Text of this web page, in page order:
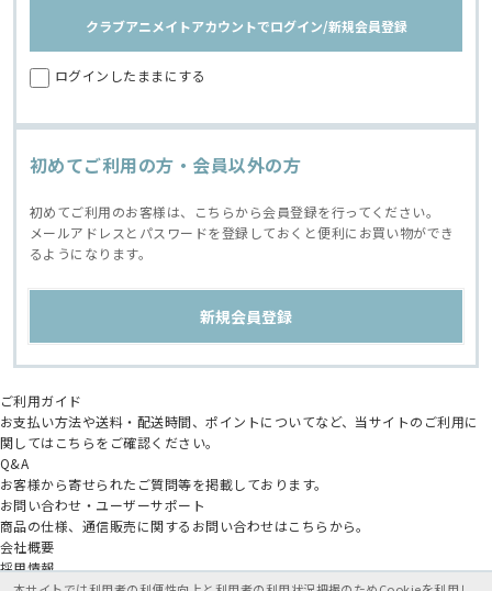
クラブアニメイトアカウントでログイン/新規会員登録
ログインしたままにする
初めてご利用の方・会員以外の方
初めてご利用のお客様は、こちらから会員登録を行ってください。
メールアドレスとパスワードを登録しておくと便利にお買い物ができ
るようになります。
ご利用ガイド
お支払い方法や送料・配送時間、ポイントについてなど、当サイトのご利用に
関してはこちらをご確認ください。
Q&A
お客様から寄せられたご質問等を掲載しております。
お問い合わせ・ユーザーサポート
商品の仕様、通信販売に関するお問い合わせはこちらから。
会社概要
採用情報